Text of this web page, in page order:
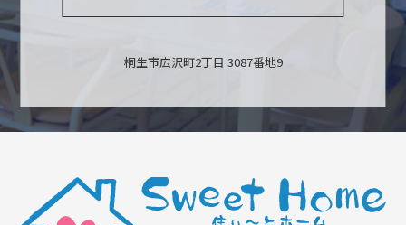
桐生市広沢町2丁目 3087番地9